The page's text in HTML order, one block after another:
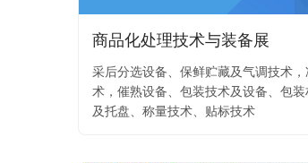
商品化处理技术与装备展
采后分选设备、保鲜贮藏及气调技术
术，催熟设备、包装技术及设备、包
及托盘、称量技术、贴标技术